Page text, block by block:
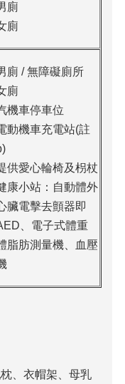
廁
廁
廁 / 無障礙廁所
廁
機車停車位
動機車充電站(註
供愛心輪椅及枴杖
康小站：自動體外
臟電擊去顫器即
、電子式體重
脂肪測量機、血壓
、衣帽架、母乳